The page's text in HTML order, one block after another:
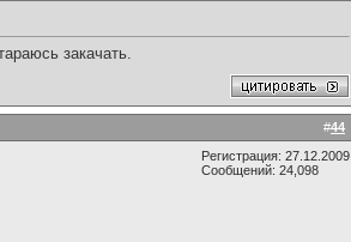
закачать.
#44
Регистрация: 27.12.2009
Сообщений: 24,098